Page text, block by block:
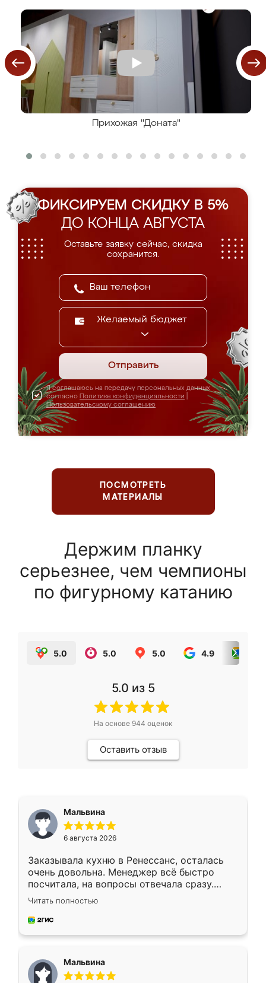
Прихожая "Доната"
ФИКСИРУЕМ СКИДКУ В 5%
ДО КОНЦА АВГУСТА
Оставьте заявку сейчас, скидка
сохранится.
Желаемый бюджет
Отправить
Я соглашаюсь на передачу персональных данных
согласно Политике конфиденциальности
Пользовательскому соглашению
ПОСМОТРЕТЬ
МАТЕРИАЛЫ
Держим планку
серьезнее, чем чемпионы
по фигурному катанию
5.0 5.0 5.0 4.9
5.0 из 5
На основе 944 оценок
Оставить отзыв
Мальвина
6 августа 2026
Заказывала кухню в Ренессанс, осталась
очень довольна. Менеджер всё быстро
посчитала, на вопросы отвечала сразу.
Замерщик приехал в субботу, подошёл к
делу со всей ответственностью. Собрали
за день, ребята работали аккуратно, даже
Читать полностью
Мальвина